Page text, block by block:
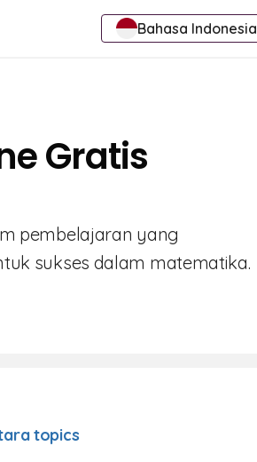
Bahasa Indonesia
Gratis
pembelajaran yang
sukses dalam matematika.
topics